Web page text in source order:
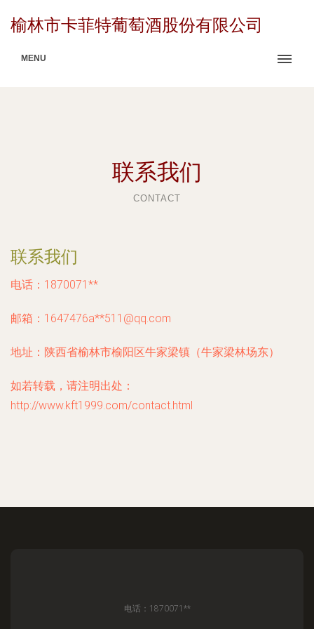
榆林市卡菲特葡萄酒股份有限公司
MENU
联系我们
CONTACT
联系我们
电话：1870071**
邮箱：1647476a**511@qq.com
地址：陕西省榆林市榆阳区牛家梁镇（牛家梁林场东）
如若转载，请注明出处：
http://www.kft1999.com/contact.html
电话：1870071**